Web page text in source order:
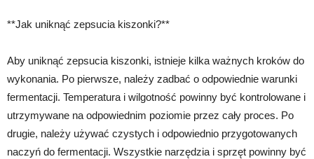
**Jak uniknąć zepsucia kiszonki?**
Aby uniknąć zepsucia kiszonki, istnieje kilka ważnych kroków do
wykonania. Po pierwsze, należy zadbać o odpowiednie warunki
fermentacji. Temperatura i wilgotność powinny być kontrolowane i
utrzymywane na odpowiednim poziomie przez cały proces. Po
drugie, należy używać czystych i odpowiednio przygotowanych
naczyń do fermentacji. Wszystkie narzędzia i sprzęt powinny być